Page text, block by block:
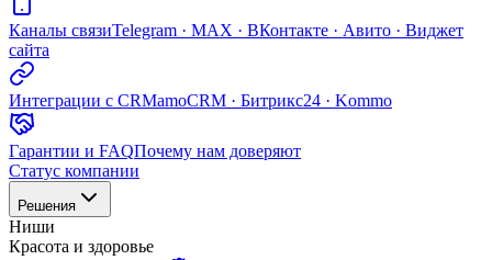
Каналы связиTelegram · MAX · ВКонтакте · Авито · Виджет
сайта
Интеграции с CRMamoCRM · Битрикс24 · Kommo
Гарантии и FAQПочему нам доверяют
Статус компании
Решения
Ниши
Красота и здоровье